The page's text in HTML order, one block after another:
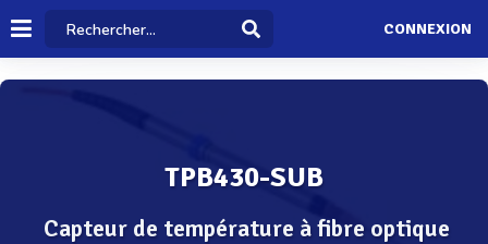
CONNEXION
TPB430-SUB
Capteur de température à fibre optique